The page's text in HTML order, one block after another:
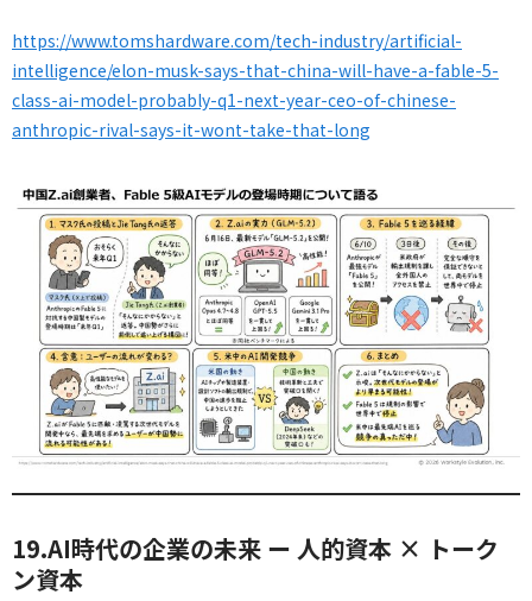
https://www.tomshardware.com/tech-industry/artificial-
intelligence/elon-musk-says-that-china-will-have-a-fable-5-
class-ai-model-probably-q1-next-year-ceo-of-chinese-
anthropic-rival-says-it-wont-take-that-long
19.AI時代の企業の未来 ー 人的資本 × トーク
ン資本